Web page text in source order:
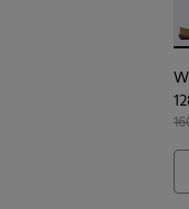
für Herren.
005 - Braune
001 -